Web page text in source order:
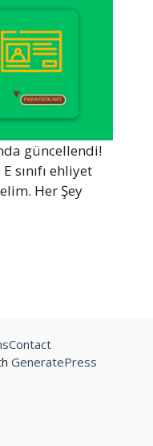
güncellendi!
sınıfı ehliyet
Her Şey
GeneratePress
Contact